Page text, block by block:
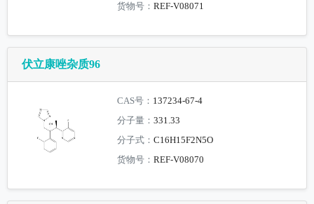
货物号：REF-V08071
伏立康唑杂质96
CAS号： 137234-67-4
分子量：331.33
分子式：C16H15F2N5O
货物号：REF-V08070